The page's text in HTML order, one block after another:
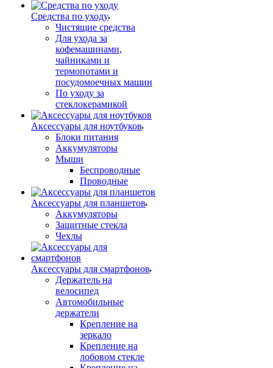
Средства по уходу
Чистящие средства
Для ухода за
кофемашинами,
чайниками и
термопотами и
посудомоечных машин
По уходу за
стеклокерамикой
Аксессуары для ноутбуков
Блоки питания
Аккумуляторы
Мыши
Беспроводные
Проводные
Аксессуары для планшетов
Аккумуляторы
Защитные стекла
Чехлы
Аксессуары для смартфонов
Держатель на
велосипед
Автомобильные
держатели
Крепление на
зеркало
Крепление на
лобовом стекле